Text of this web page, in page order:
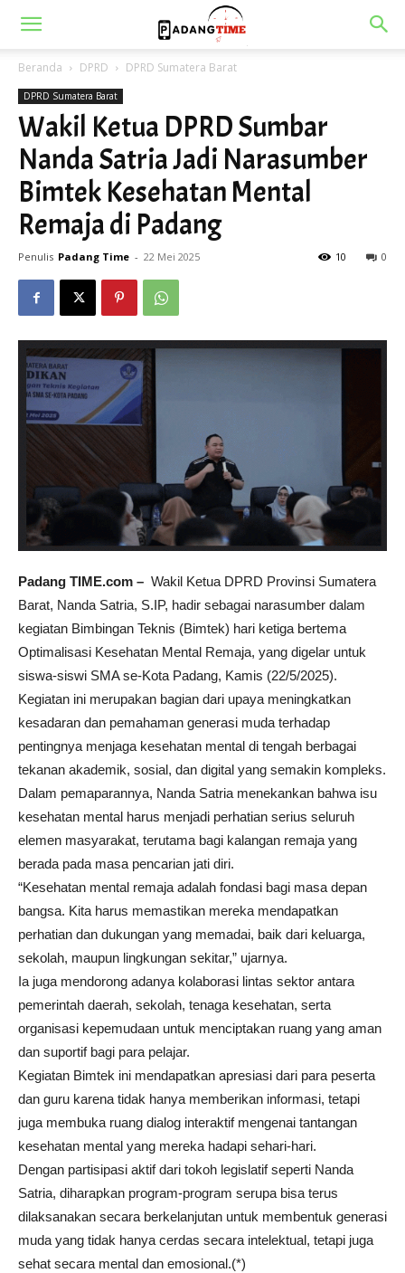
Beranda DPRD DPRD Sumatera Barat
DPRD Sumatera Barat
Wakil Ketua DPRD Sumbar
Nanda Satria Jadi Narasumber
Bimtek Kesehatan Mental
Remaja di Padang
Penulis Padang Time - 22 Mei 2025 0
10
Padang TIME.com – Wakil Ketua DPRD Provinsi Sumatera
Barat, Nanda Satria, S.IP, hadir sebagai narasumber dalam
kegiatan Bimbingan Teknis (Bimtek) hari ketiga bertema
Optimalisasi Kesehatan Mental Remaja, yang digelar untuk
siswa-siswi SMA se-Kota Padang, Kamis (22/5/2025).
Kegiatan ini merupakan bagian dari upaya meningkatkan
kesadaran dan pemahaman generasi muda terhadap
pentingnya menjaga kesehatan mental di tengah berbagai
tekanan akademik, sosial, dan digital yang semakin kompleks.
Dalam pemaparannya, Nanda Satria menekankan bahwa isu
kesehatan mental harus menjadi perhatian serius seluruh
elemen masyarakat, terutama bagi kalangan remaja yang
berada pada masa pencarian jati diri.
“Kesehatan mental remaja adalah fondasi bagi masa depan
bangsa. Kita harus memastikan mereka mendapatkan
perhatian dan dukungan yang memadai, baik dari keluarga,
sekolah, maupun lingkungan sekitar,” ujarnya.
Ia juga mendorong adanya kolaborasi lintas sektor antara
pemerintah daerah, sekolah, tenaga kesehatan, serta
organisasi kepemudaan untuk menciptakan ruang yang aman
dan suportif bagi para pelajar.
Kegiatan Bimtek ini mendapatkan apresiasi dari para peserta
dan guru karena tidak hanya memberikan informasi, tetapi
juga membuka ruang dialog interaktif mengenai tantangan
kesehatan mental yang mereka hadapi sehari-hari.
Dengan partisipasi aktif dari tokoh legislatif seperti Nanda
Satria, diharapkan program-program serupa bisa terus
dilaksanakan secara berkelanjutan untuk membentuk generasi
muda yang tidak hanya cerdas secara intelektual, tetapi juga
sehat secara mental dan emosional.(*)